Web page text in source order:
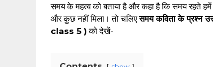
समय के महत्व को बताया है और कहा है कि समय रहते
और कुछ नहीं मिला। तो चलिएसमय कविता के
class 5 ) को देखें-